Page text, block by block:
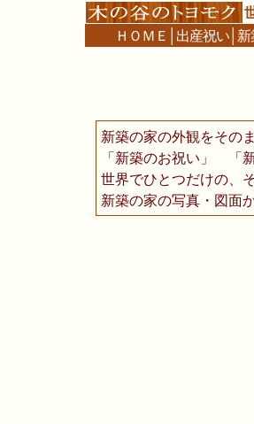
ＨＯＭＥ 出産祝い
新築の家の外観をその
「新築のお祝い」 「
世界でひとつだけの、
新築の家の写真・図面